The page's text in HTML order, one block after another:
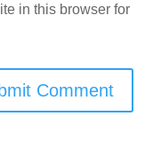
in this browser for